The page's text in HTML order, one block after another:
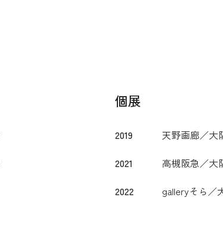
個展
2019
天野画廊／大
2021
高槻阪急／大
2022
galleryそら／